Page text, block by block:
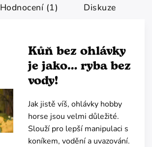
Hodnocení (1) Diskuze
Kůň bez ohlávky
je jako… ryba bez
vody!
Jak jistě víš, ohlávky hobby
horse jsou velmi důležité.
Slouží pro lepší manipulaci s
koníkem, vodění a uvazování.